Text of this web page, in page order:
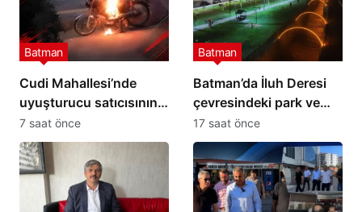
Cudi Mahallesi’nde
uyuşturucu satıcısının
motosikleti ateşe verildi
Batman
7 saat önce
Batman’da İluh Deresi
çevresindeki park ve
yollar hizmete açıldı
Batman
17 saat önce